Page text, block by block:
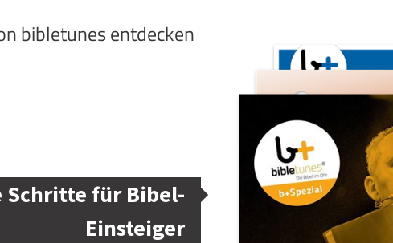
bibletunes entdecken
Schritte für Bibel-
Einsteiger